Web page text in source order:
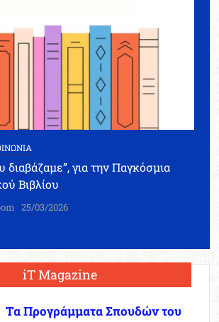
διαβάζαμε”, για την Παγκόσμια
Βιβλίου
25/03/2026
iT Magazine
Τα Προγράμματα Σπουδών του